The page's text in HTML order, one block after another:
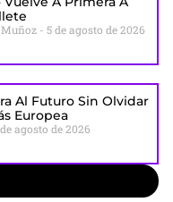
5 de agosto de 2026
Al Futuro Sin Olvidar
Europea
agosto de 2026